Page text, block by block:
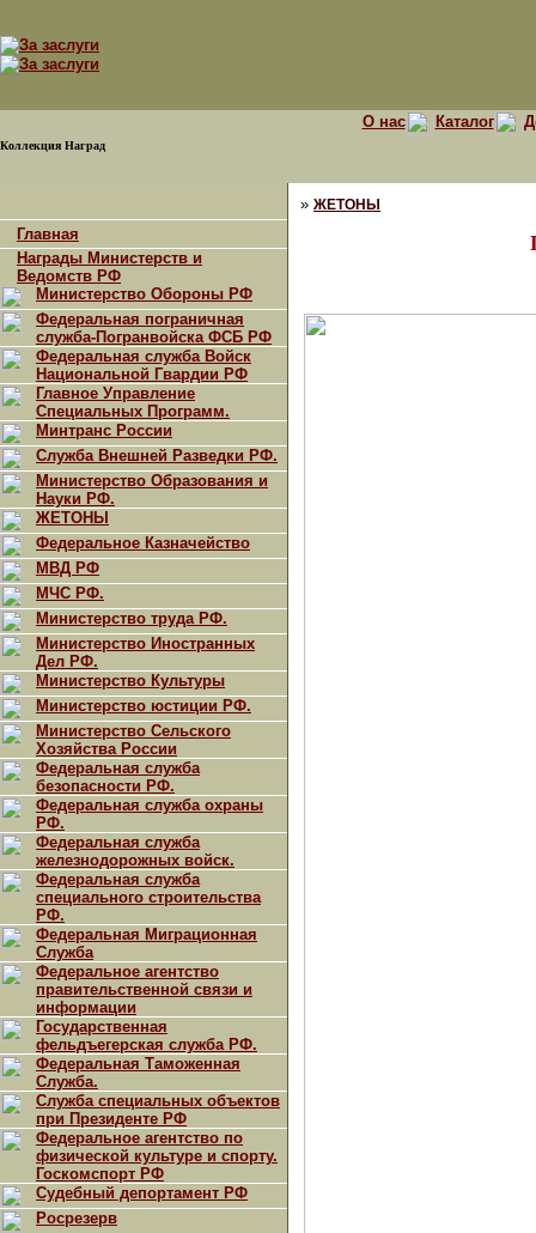
Коллекция Наград
О нас Каталог
Главная
Награды Министерств и
Ведомств РФ
Министерство Обороны РФ
Федеральная пограничная
служба-Погранвойска ФСБ РФ
Федеральная служба Войск
Национальной Гвардии РФ
Главное Управление
Специальных Программ.
Минтранс России
Служба Внешней Разведки РФ.
Министерство Образования и
Науки РФ.
ЖЕТОНЫ
Федеральное Казначейство
МВД РФ
МЧС РФ.
Министерство труда РФ.
Министерство Иностранных
Дел РФ.
Министерство Культуры
Министерство юстиции РФ.
Министерство Сельского
Хозяйства России
Федеральная служба
безопасности РФ.
Федеральная служба охраны
РФ.
Федеральная служба
железнодорожных войск.
Федеральная служба
специального строительства
РФ.
Федеральная Миграционная
Служба
Федеральное агентство
правительственной связи и
информации
Государственная
фельдъегерская служба РФ.
Федеральная Таможенная
Служба.
Служба специальных объектов
при Президенте РФ
Федеральное агентство по
физической культуре и спорту.
Госкомспорт РФ
Судебный депортамент РФ
Росрезерв
» ЖЕТОНЫ